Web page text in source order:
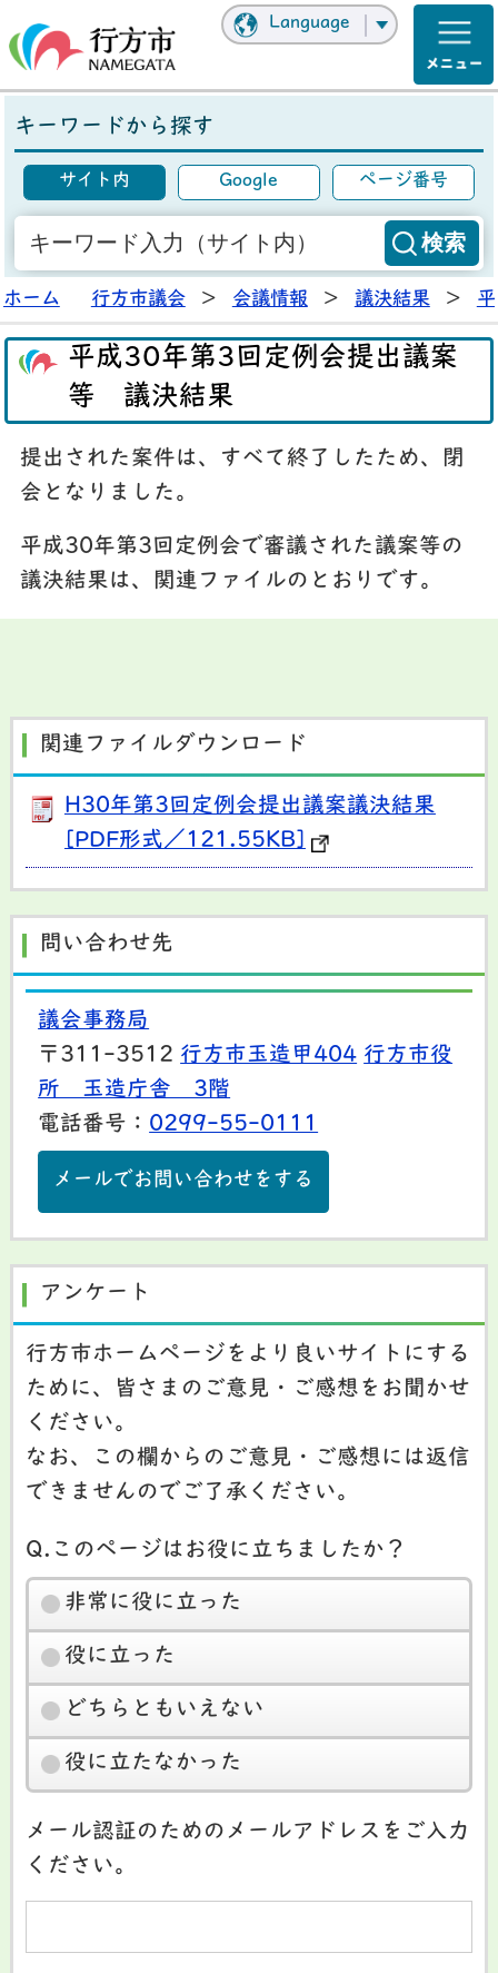
Language
キーワードから探す
サイト内 Google ページ番号
ホーム 行方市議会 > 会議情報 > 議決結果 >
平成30年第3回定例会提出議案
等 議決結果
提出された案件は、すべて終了したため、閉
会となりました。
平成30年第3回定例会で審議された議案等の
議決結果は、関連ファイルのとおりです。
関連ファイルダウンロード
H30年第3回定例会提出議案議決結果
[PDF形式／121.55KB]
問い合わせ先
議会事務局
〒311-3512 行方市玉造甲404 行方市役
所 玉造庁舎 3階
電話番号： 0299-55-0111
メールでお問い合わせをする
アンケート
行方市ホームページをより良いサイトにする
ために、皆さまのご意見・ご感想をお聞かせ
ください。
なお、この欄からのご意見・ご感想には返信
できませんのでご了承ください。
Q.このページはお役に立ちましたか？
非常に役に立った
役に立った
どちらともいえない
役に立たなかった
メール認証のためのメールアドレスをご入力
ください。